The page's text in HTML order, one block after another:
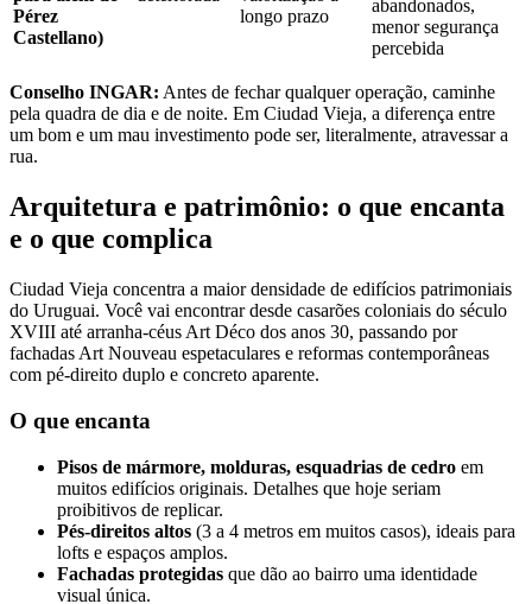
Pérez
Castellano)
longo prazo
abandonados,
menor segurança
percebida
Conselho INGAR: Antes de fechar qualquer operação, caminhe
pela quadra de dia e de noite. Em Ciudad Vieja, a diferença entre
um bom e um mau investimento pode ser, literalmente, atravessar a
rua.
Arquitetura e patrimônio: o que encanta
e o que complica
Ciudad Vieja concentra a maior densidade de edifícios patrimoniais
do Uruguai. Você vai encontrar desde casarões coloniais do século
XVIII até arranha-céus Art Déco dos anos 30, passando por
fachadas Art Nouveau espetaculares e reformas contemporâneas
com pé-direito duplo e concreto aparente.
O que encanta
Pisos de mármore, molduras, esquadrias de cedro em
muitos edifícios originais. Detalhes que hoje seriam
proibitivos de replicar.
Pés-direitos altos (3 a 4 metros em muitos casos), ideais para
lofts e espaços amplos.
Fachadas protegidas que dão ao bairro uma identidade
visual única.